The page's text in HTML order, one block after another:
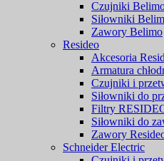
Czujniki
Siłowniki
Zawory Belimo
Resideo
Akcesoria
Armatura
Czujniki i
Siłowniki do
Filtry
Siłowniki do
Zawory
Schneider Electric